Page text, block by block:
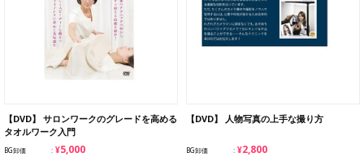
【DVD】 サロンワークのグレードを高める
タオルワーク入門
BG卸価 ¥5,000
【DVD】 人物写真の上手な撮り方
BG卸価 ¥2,800